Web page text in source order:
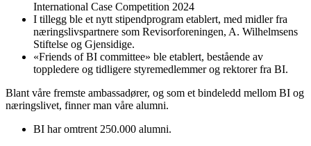
International Case Competition 2024
I tillegg ble et nytt stipendprogram etablert, med midler fra
næringslivspartnere som Revisorforeningen, A. Wilhelmsens
Stiftelse og Gjensidige.
«Friends of BI committee» ble etablert, bestående av
toppledere og tidligere styremedlemmer og rektorer fra BI.
Blant våre fremste ambassadører, og som et bindeledd mellom BI og
næringslivet, finner man våre alumni.
BI har omtrent 250.000 alumni.